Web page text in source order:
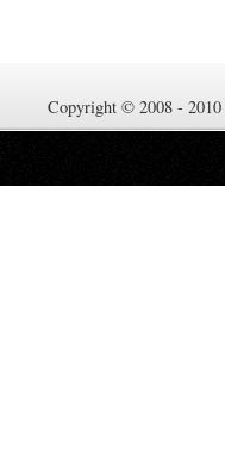
Copyright © 2008 - 2010